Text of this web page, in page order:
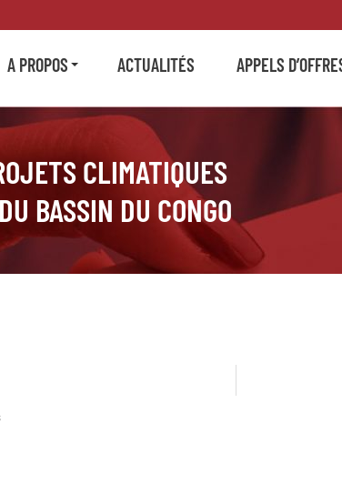
A PROPOS ACTUALITÉS APPELS
CLIMATIQUES
BASSIN DU CONGO